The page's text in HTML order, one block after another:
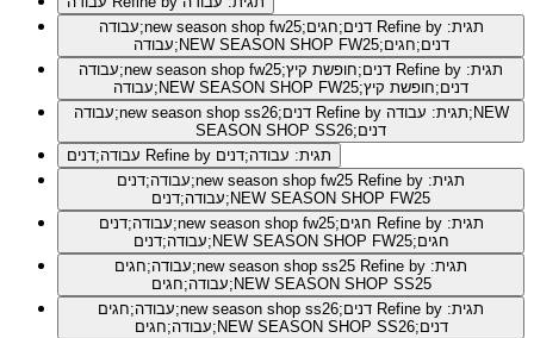
עבודה;new season shop fw25;דנים;חגים Refine by תגית:
עבודה;NEW SEASON SHOP FW25;דנים;חגים
Refine by תגית:
עבודה;NEW SEASON SHOP FW25;דנים;חופשת קיץ
עבודה;new season shop ss26;דנים Refine by תגית: עבודה;NEW
SEASON SHOP SS26;דנים
Refine by תגית: עבודה;דנים
עבודה;דנים;new season shop fw25 Refine by תגית:
עבודה;דנים;NEW SEASON SHOP FW25
Refine by תגית:
עבודה;דנים;NEW SEASON SHOP FW25;חגים
עבודה;חגים;new season shop ss25 Refine by תגית:
עבודה;חגים;NEW SEASON SHOP SS25
Refine by תגית:
עבודה;חגים;NEW SEASON SHOP SS26;דנים